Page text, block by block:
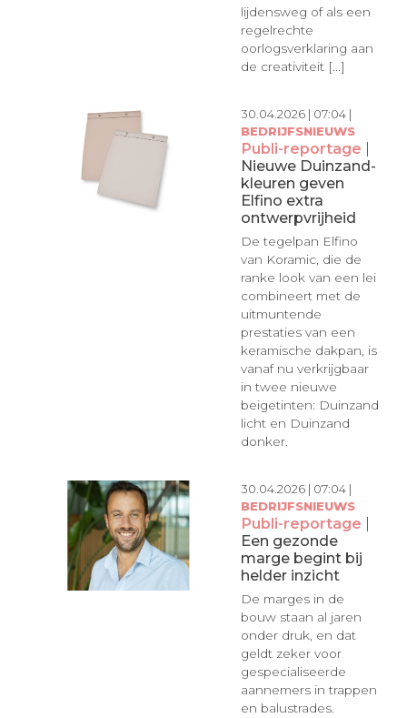
lijdensweg of als een
regelrechte
oorlogsverklaring aan
de creativiteit [...]
30.04.2026 | 07:04 |
BEDRIJFSNIEUWS
Publi-reportage |
Nieuwe Duinzand-
kleuren geven
Elfino extra
ontwerpvrijheid
De tegelpan Elfino
van Koramic, die de
ranke look van een lei
combineert met de
uitmuntende
prestaties van een
keramische dakpan, is
vanaf nu verkrijgbaar
in twee nieuwe
beigetinten: Duinzand
licht en Duinzand
donker.
30.04.2026 | 07:04 |
BEDRIJFSNIEUWS
Publi-reportage |
Een gezonde
marge begint bij
helder inzicht
De marges in de
bouw staan al jaren
onder druk, en dat
geldt zeker voor
gespecialiseerde
aannemers in trappen
en balustrades.